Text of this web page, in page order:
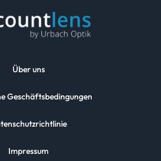
Über uns
Geschäftsbedingungen
Impressum